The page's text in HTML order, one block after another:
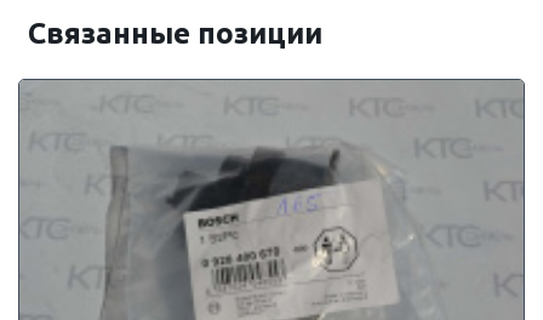
Связанные позиции